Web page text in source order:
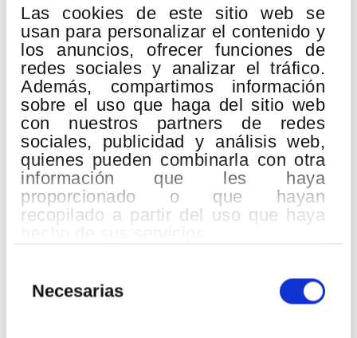
Las cookies de este sitio web se
usan para personalizar el contenido y
los anuncios, ofrecer funciones de
redes sociales y analizar el tráfico.
Además, compartimos información
sobre el uso que haga del sitio web
con nuestros partners de redes
sociales, publicidad y análisis web,
quienes pueden combinarla con otra
información que les haya
proporcionado o que hayan
recopilado a partir del uso que haya
deNecesarias
Richard Wagner
Siegfried, Waldweben
Richard Strauss
Vier letzte Lieder
Sergei Prokofiev
7. sinfonia do sostenitu minorrean Op. 131
Sinfonía n.º 7 en do sostenido menor Op. 131
Vanessa Goikoetxea, soprano
Eduardo Strausser
, director
Abrimos nuestra temporada Basoa con los sonidos de un
bosque vivo que acompañan los pasos de Sigfrido, y el
Otra obra de despedida, la Sinfonía n.º 7 con la que Prokofiev